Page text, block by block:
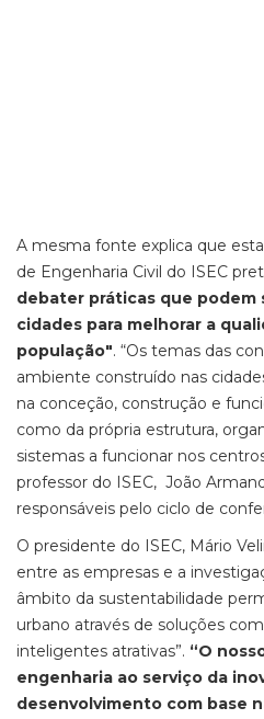
A mesma fonte explica que
de Engenharia Civil do ISEC
debater práticas que podem
cidades para melhorar a
população". “Os temas das
ambiente construído nas
na conceção, construção e
como da própria estrutura,
sistemas a funcionar nos
professor do ISEC, João
responsáveis pelo ciclo de
O presidente do ISEC, Mário
entre as empresas e a
âmbito da sustentabilidade
urbano através de soluções
inteligentes atrativas”. “O
engenharia ao serviço da
desenvolvimento com base